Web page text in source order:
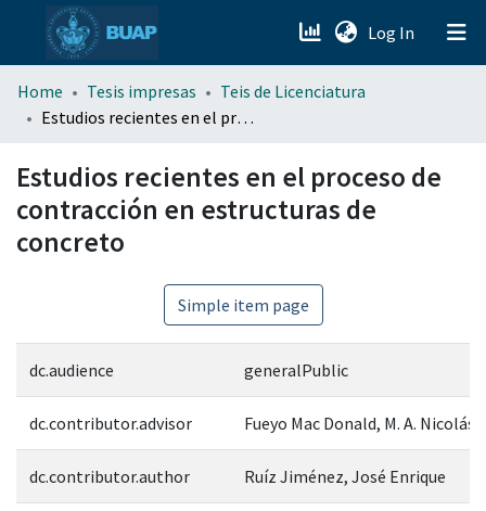
Log In (current)
menu.section.about_menu
Home Tesis impresas
Teis de Licenciatura
Estudios recientes en el proceso de contracción en estructuras de concreto
Estudios recientes en el proceso de
contracción en estructuras de
concreto
Simple item page
dc.audience generalPublic
dc.contributor.advisor Fueyo Mac Donald, M. A. Nicolás
dc.contributor.author Ruíz Jiménez, José Enrique